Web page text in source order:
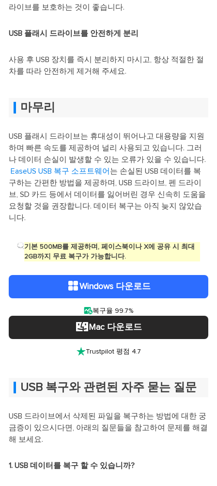
라이브를 보호하는 것이 좋습니다.
USB 플래시 드라이브를 안전하게 분리
사용 후 USB 장치를 즉시 분리하지 마시고, 항상 적절한 절
차를 따라 안전하게 제거해 주세요.
마무리
USB 플래시 드라이브는 휴대성이 뛰어나고 대용량을 지원
하며 빠른 속도를 제공하여 널리 사용되고 있습니다. 그러
나 데이터 손실이 발생할 수 있는 오류가 있을 수 있습니다.
EaseUS USB 복구 소프트웨어 는 손실된 USB 데이터를 복
구하는 간편한 방법을 제공하며, USB 드라이브, 펜 드라이
브, SD 카드 등에서 데이터를 잃어버린 경우 신속히 도움을
요청할 것을 권장합니다. 데이터 복구는 아직 늦지 않았습
니다.
기본 500MB를 제공하며, 페이스북이나 X에 공유 시 최대
2GB까지 무료 복구가 가능합니다.
Windows 다운로드
복구율 99.7%
Mac 다운로드
Trustpilot 평점 4.7
USB 복구와 관련된 자주 묻는 질문
USB 드라이브에서 삭제된 파일을 복구하는 방법에 대한 궁
금증이 있으시다면, 아래의 질문들을 참고하여 문제를 해결
해 보세요.
1. USB 데이터를 복구 할 수 있습니까?